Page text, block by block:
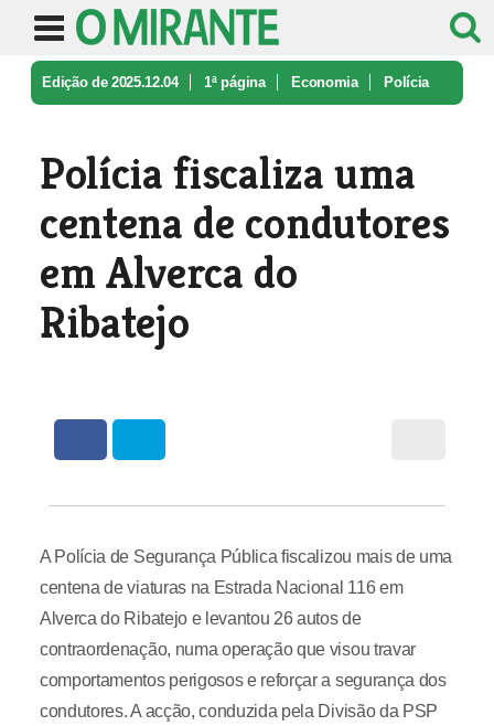
Edição de 2025.12.04 1ª página Economia Polícia
Polícia fiscaliza uma
centena de condutores
em Alverca do
Ribatejo
A Polícia de Segurança Pública fiscalizou mais de uma
centena de viaturas na Estrada Nacional 116 em
Alverca do Ribatejo e levantou 26 autos de
contraordenação, numa operação que visou travar
comportamentos perigosos e reforçar a segurança dos
condutores. A acção, conduzida pela Divisão da PSP